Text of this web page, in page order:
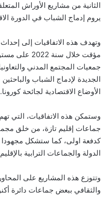
الثانية من مشاريع الأوراش
يروم إدماج الشباب في الدورة
مؤقت خلال
جمعيات المجتمع المدني
الجديدة لإدماج الشباب
الأوضاع الاقتصادية لجائحة كورونا.
وستمكن هذه الاتفاقيات، التي
جماعات إقليم تازة، من خلق
كدفعة اولى، كما ستشكل
الدولة والجماعات الترابية
وتتوزع هذه المشاريع على
والثقافي ببعض جماعات دائرة